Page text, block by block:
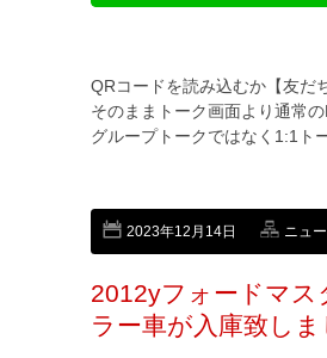
QRコードを読み込むか【友だ
そのままトーク画面より通常
グループトークではなく1:1ト
2023年12月14日 ニュ
2012yフォードマ
ラー車が入庫致し